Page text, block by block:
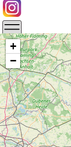
+
−